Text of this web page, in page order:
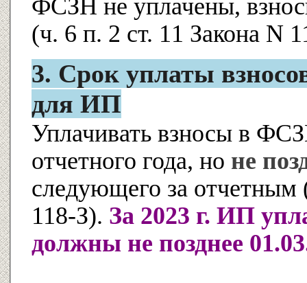
ФСЗН не уплачены,
(ч. 6 п. 2 ст. 11 Закона N
3. Срок уплаты
для ИП
Уплачивать взносы в
отчетного года, но не
следующего за отчетным
118-З). За 2023 г. ИП
должны не позднее